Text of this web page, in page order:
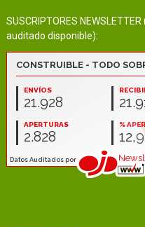
SUSCRIPTORES
auditado disponible):